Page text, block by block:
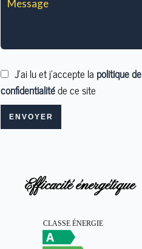
J’ai lu et j'accepte la politique de
confidentialitéde ce site
ENVOYER
Efficacité énergétique